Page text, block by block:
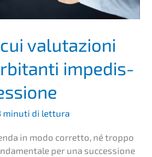
valuta­zio­ni
impedis­
minuti di lettura
in modo corret­to, né troppo
per una succes­sio­ne